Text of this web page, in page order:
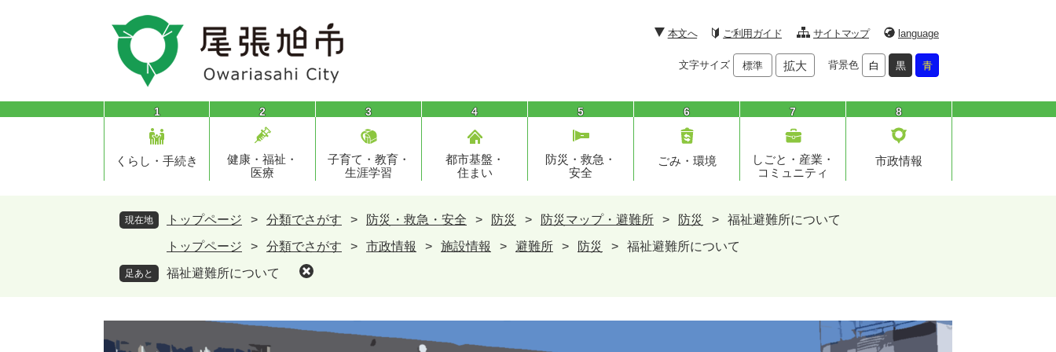
頭
飛
本文へ ご利用ガイド サイトマップ language
文字サイズ 標準 拡大 背景色 白 黒 青
1
くらし・手続き
2
健康・福祉・
医療
3
子育て・教育・
生涯学習
4
都市基盤・
住まい
5
防災・救急・
安全
6
ごみ・環境
7
しごと・産業・
コミュニティ
8
市政情報
現在地 トップページ > 分類でさがす > 防災・救急・安全 > 防災 > 防災マップ・避難所 > 防災 >
福祉避難所について
トップページ
> 分類でさがす > 市政情報 > 施設情報 > 避難所 > 防災 > 福祉避難所について
足あと 福祉避難所について